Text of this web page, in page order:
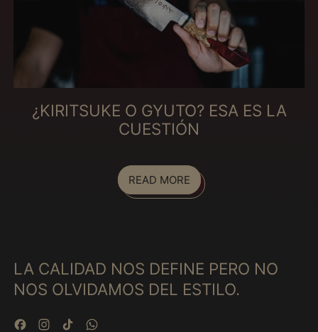
¿KIRITSUKE O GYUTO? ESA ES LA
CUESTIÓN
READ MORE
LA CALIDAD NOS DEFINE PERO NO
NOS OLVIDAMOS DEL ESTILO.
FacebookInstagram
TikTokWhatsApp
(MXN $)
Congo - Kinshasa
(MXN $)
Cook Islands (MXN
Czechia (MXN $)
Denmark (MXN $)
Djibouti (MXN $)